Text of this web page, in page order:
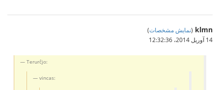
klmn
(نمایش مشخصات)
14 آوریل 2014،‏ 12:32:36
Terurĉjo:
vincas: